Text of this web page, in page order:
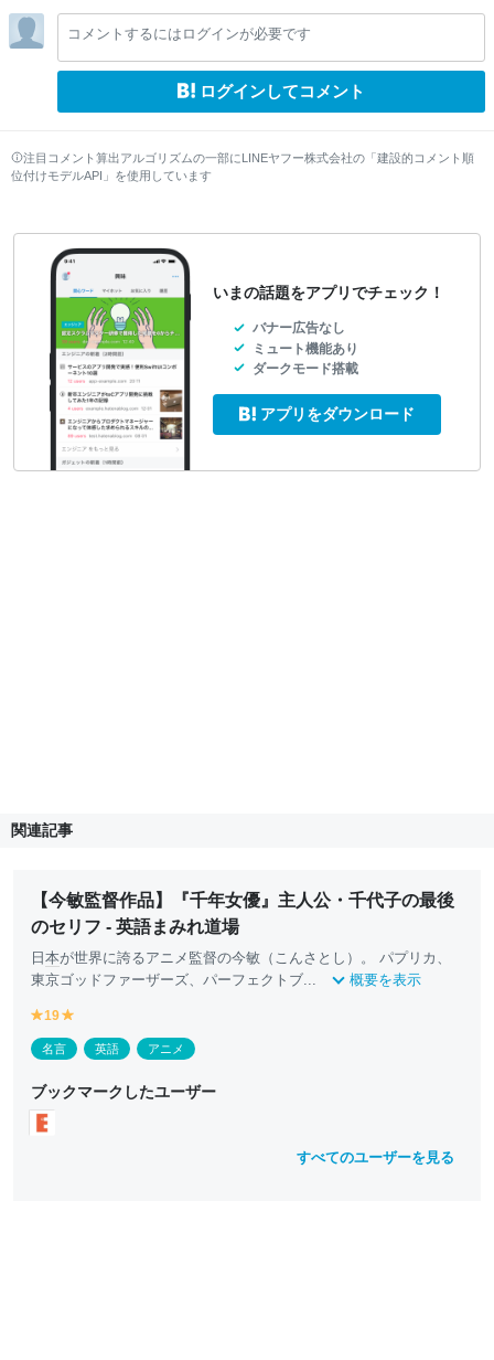
コメントするにはログインが必要です
ログインしてコメント
注目コメント算出アルゴリズムの一部にLINEヤフー株式会社の「建設的コメント順
位付けモデルAPI」を使用しています
いまの話題をアプリでチェック！
バナー広告なし
ミュート機能あり
ダークモード搭載
アプリをダウンロード
関連記事
【今敏監督作品】『千年女優』主人公・千代子の最後
のセリフ - 英語まみれ道場
日 本が世界に誇るアニメ監督の今敏（こんさとし）。 パプリカ、
東京ゴッドファーザーズ、パーフェクトブ...
概要を表示
y
e
ll
w
19
e
ll
w
名言 英語 アニメ
ブックマークしたユーザー
すべてのユーザーを見る